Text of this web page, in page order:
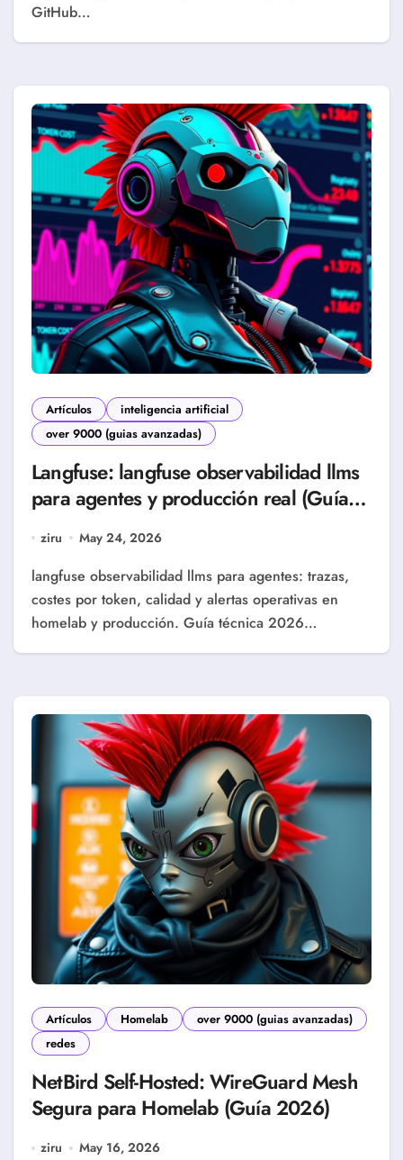
GitHub…
Artículos
inteligencia artificial
over 9000 (guias avanzadas)
Langfuse: langfuse observabilidad llms
para agentes y producción real (Guía
ziru May 24, 2026
langfuse observabilidad llms para agentes: trazas,
costes por token, calidad y alertas operativas en
homelab y producción. Guía técnica 2026…
Artículos Homelab
over 9000 (guias avanzadas)
redes
NetBird Self-Hosted: WireGuard Mesh
Segura para Homelab (Guía 2026)
ziru May 16, 2026